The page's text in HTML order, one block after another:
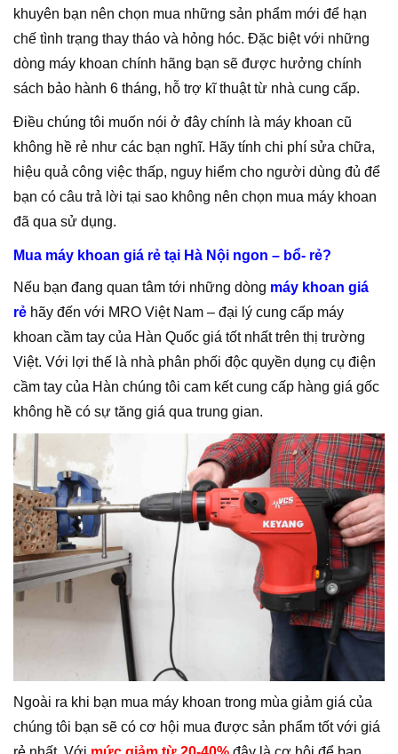
khuyên bạn nên chọn mua những sản phẩm mới để hạn
chế tình trạng thay tháo và hỏng hóc. Đặc biệt với những
dòng máy khoan chính hãng bạn sẽ được hưởng chính
sách bảo hành 6 tháng, hỗ trợ kĩ thuật từ nhà cung cấp.
Điều chúng tôi muốn nói ở đây chính là máy khoan cũ
không hề rẻ như các bạn nghĩ. Hãy tính chi phí sửa chữa,
hiệu quả công việc thấp, nguy hiểm cho người dùng đủ để
bạn có câu trả lời tại sao không nên chọn mua máy khoan
đã qua sử dụng.
Mua máy khoan giá rẻ tại Hà Nội ngon – bổ- rẻ?
Nếu bạn đang quan tâm tới những dòng máy khoan giá
rẻ hãy đến với MRO Việt Nam – đại lý cung cấp máy
khoan cầm tay của Hàn Quốc giá tốt nhất trên thị trường
Việt. Với lợi thế là nhà phân phối độc quyền dụng cụ điện
cầm tay của Hàn chúng tôi cam kết cung cấp hàng giá gốc
không hề có sự tăng giá qua trung gian.
Ngoài ra khi bạn mua máy khoan trong mùa giảm giá của
chúng tôi bạn sẽ có cơ hội mua được sản phẩm tốt với giá